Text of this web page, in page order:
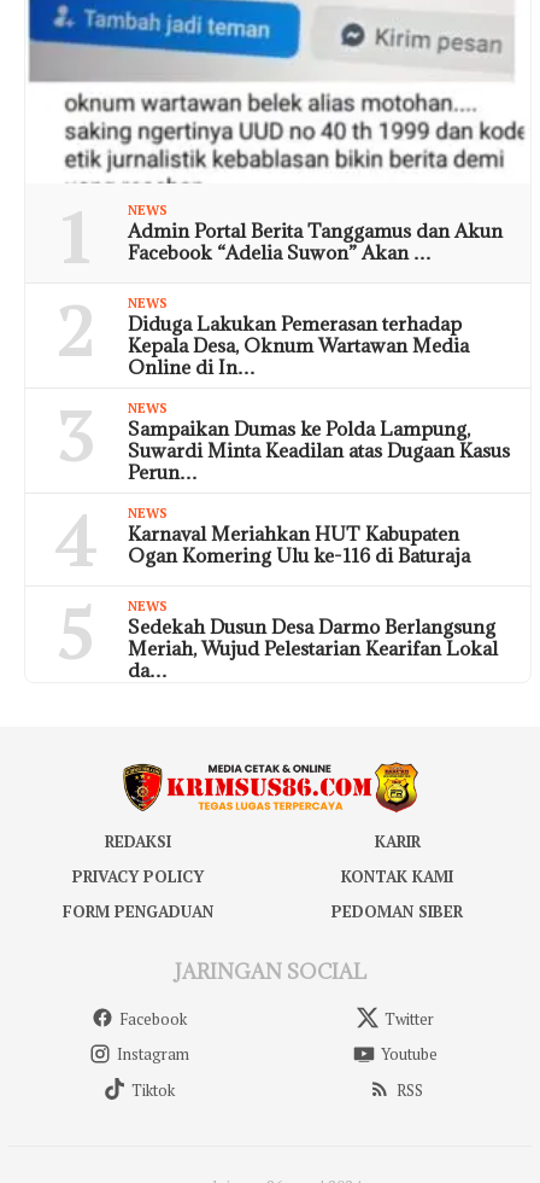
1 NEWS
Admin Portal Berita Tanggamus dan Akun
Facebook “Adelia Suwon” Akan …
2 NEWS
Diduga Lakukan Pemerasan terhadap
Kepala Desa, Oknum Wartawan Media
Online di In…
3 NEWS
Sampaikan Dumas ke Polda Lampung,
Suwardi Minta Keadilan atas Dugaan Kasus
Perun…
4 NEWS
Karnaval Meriahkan HUT Kabupaten
Ogan Komering Ulu ke-116 di Baturaja
5 NEWS
Sedekah Dusun Desa Darmo Berlangsung
Meriah, Wujud Pelestarian Kearifan Lokal
da…
REDAKSI
KARIR
PRIVACY POLICY
KONTAK KAMI
FORM PENGADUAN
PEDOMAN SIBER
JARINGAN SOCIAL
Facebook
Twitter
Instagram
Youtube
Tiktok
RSS